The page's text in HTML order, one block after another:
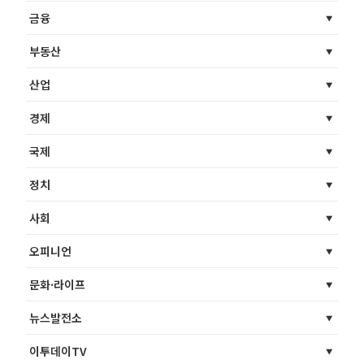
금융
부동산
산업
경제
국제
정치
사회
오피니언
문화·라이프
뉴스발전소
이투데이TV